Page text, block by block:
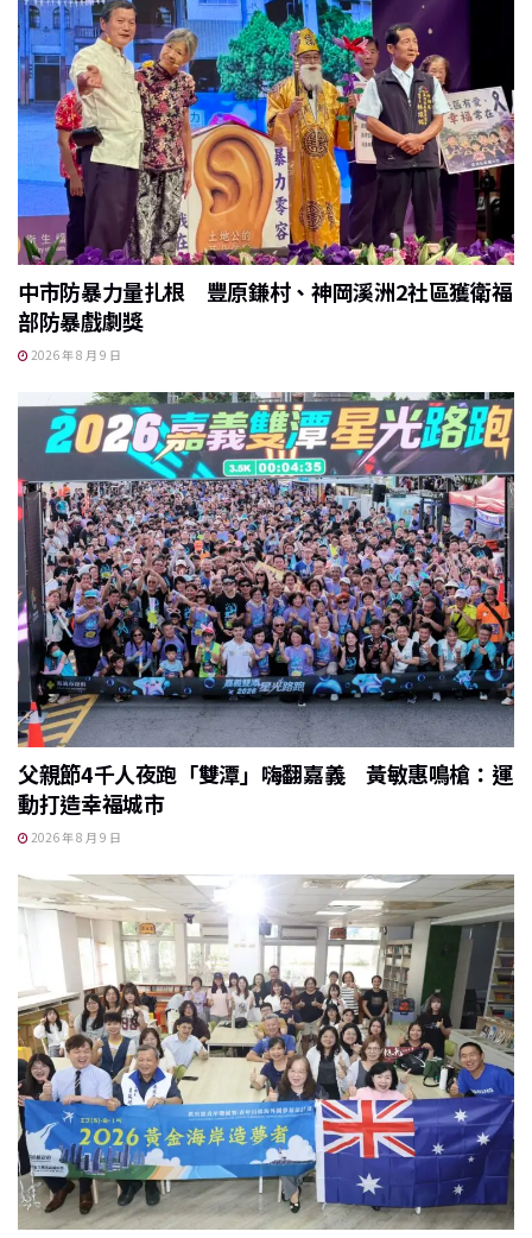
中市防暴力量扎根 豐原鎌村、神岡溪洲2社區獲衛福
部防暴戲劇獎
2026 年 8 月 9 日
父親節4千人夜跑「雙潭」嗨翻嘉義 黃敏惠鳴槍：運
動打造幸福城市
2026 年 8 月 9 日